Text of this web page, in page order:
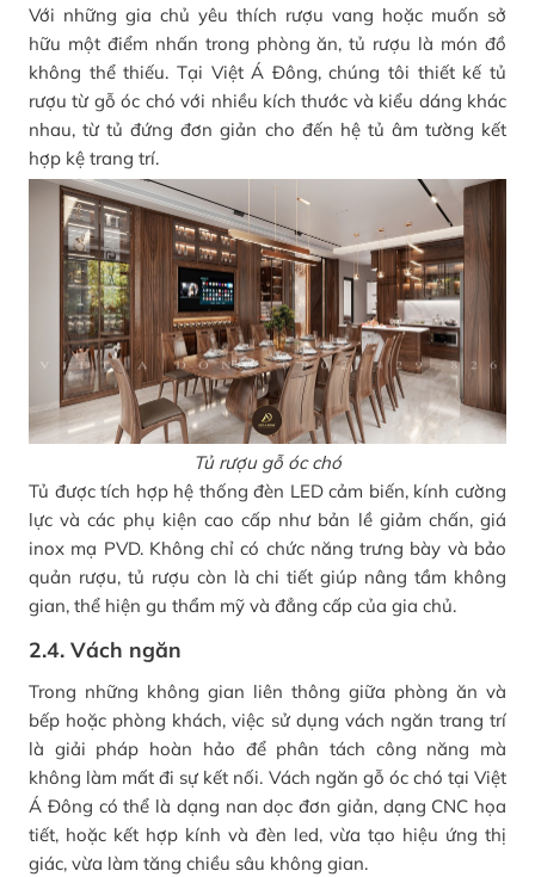
Với những gia chủ yêu thích rượu vang hoặc muốn sở
hữu một điểm nhấn trong phòng ăn, tủ rượu là món đồ
không thể thiếu. Tại Việt Á Đông, chúng tôi thiết kế tủ
rượu từ gỗ óc chó với nhiều kích thước và kiểu dáng khác
nhau, từ tủ đứng đơn giản cho đến hệ tủ âm tường kết
hợp kệ trang trí.
Tủ rượu gỗ óc chó
Tủ được tích hợp hệ thống đèn LED cảm biến, kính cường
lực và các phụ kiện cao cấp như bản lề giảm chấn, giá
inox mạ PVD. Không chỉ có chức năng trưng bày và bảo
quản rượu, tủ rượu còn là chi tiết giúp nâng tầm không
gian, thể hiện gu thẩm mỹ và đẳng cấp của gia chủ.
2.4. Vách ngăn
Trong những không gian liên thông giữa phòng ăn và
bếp hoặc phòng khách, việc sử dụng vách ngăn trang trí
là giải pháp hoàn hảo để phân tách công năng mà
không làm mất đi sự kết nối. Vách ngăn gỗ óc chó tại Việt
Á Đông có thể là dạng nan dọc đơn giản, dạng CNC họa
tiết, hoặc kết hợp kính và đèn led, vừa tạo hiệu ứng thị
giác, vừa làm tăng chiều sâu không gian.